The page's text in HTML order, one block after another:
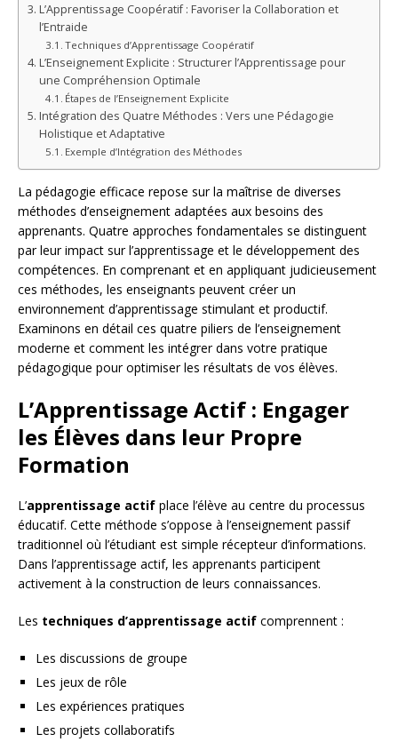
L’Apprentissage Coopératif : Favoriser la Collaboration et
l’Entraide
Techniques d’Apprentissage Coopératif
L’Enseignement Explicite : Structurer l’Apprentissage pour
une Compréhension Optimale
Étapes de l’Enseignement Explicite
Intégration des Quatre Méthodes : Vers une Pédagogie
Holistique et Adaptative
Exemple d’Intégration des Méthodes
La pédagogie efficace repose sur la maîtrise de diverses
méthodes d’enseignement adaptées aux besoins des
apprenants. Quatre approches fondamentales se distinguent
par leur impact sur l’apprentissage et le développement des
compétences. En comprenant et en appliquant judicieusement
ces méthodes, les enseignants peuvent créer un
environnement d’apprentissage stimulant et productif.
Examinons en détail ces quatre piliers de l’enseignement
moderne et comment les intégrer dans votre pratique
pédagogique pour optimiser les résultats de vos élèves.
L’Apprentissage Actif : Engager
les Élèves dans leur Propre
Formation
L’apprentissage actif place l’élève au centre du processus
éducatif. Cette méthode s’oppose à l’enseignement passif
traditionnel où l’étudiant est simple récepteur d’informations.
Dans l’apprentissage actif, les apprenants participent
activement à la construction de leurs connaissances.
Les techniques d’apprentissage actif comprennent :
Les discussions de groupe
Les jeux de rôle
Les expériences pratiques
Les projets collaboratifs